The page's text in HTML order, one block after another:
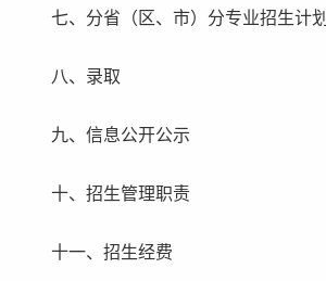
七、分省（区、市）分专业招生计划
八、录取
九、信息公开公示
十、招生管理职责
十一、招生经费